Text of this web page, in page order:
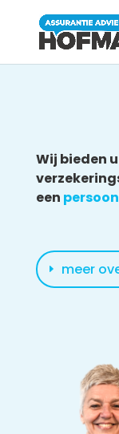
Wij bieden
een
meer